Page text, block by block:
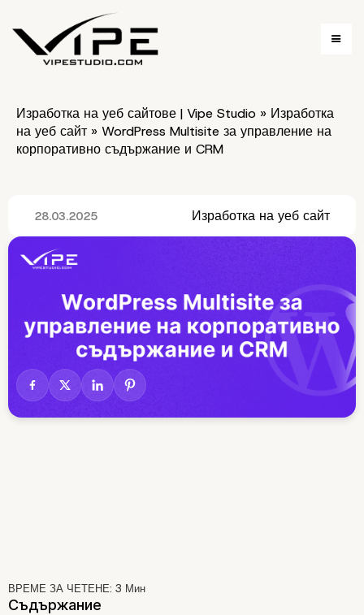
Изработка на уеб сайтове | Vipe Studio » Изработка
на уеб сайт » WordPress Multisite за управление на
корпоративно съдържание и CRM
28.03.2025 Изработка на уеб сайт
ВРЕМЕ ЗА ЧЕТЕНЕ: 3 Мин
Съдържание